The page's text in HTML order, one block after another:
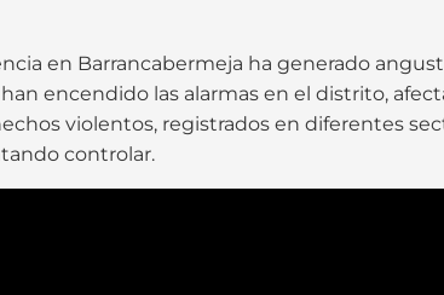
en Barrancabermeja ha generado
encendido las alarmas en el distrito,
violentos, registrados en diferentes
controlar.